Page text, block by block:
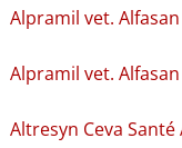
Alpramil vet.
Alpramil vet.
Altresyn Ceva Santé